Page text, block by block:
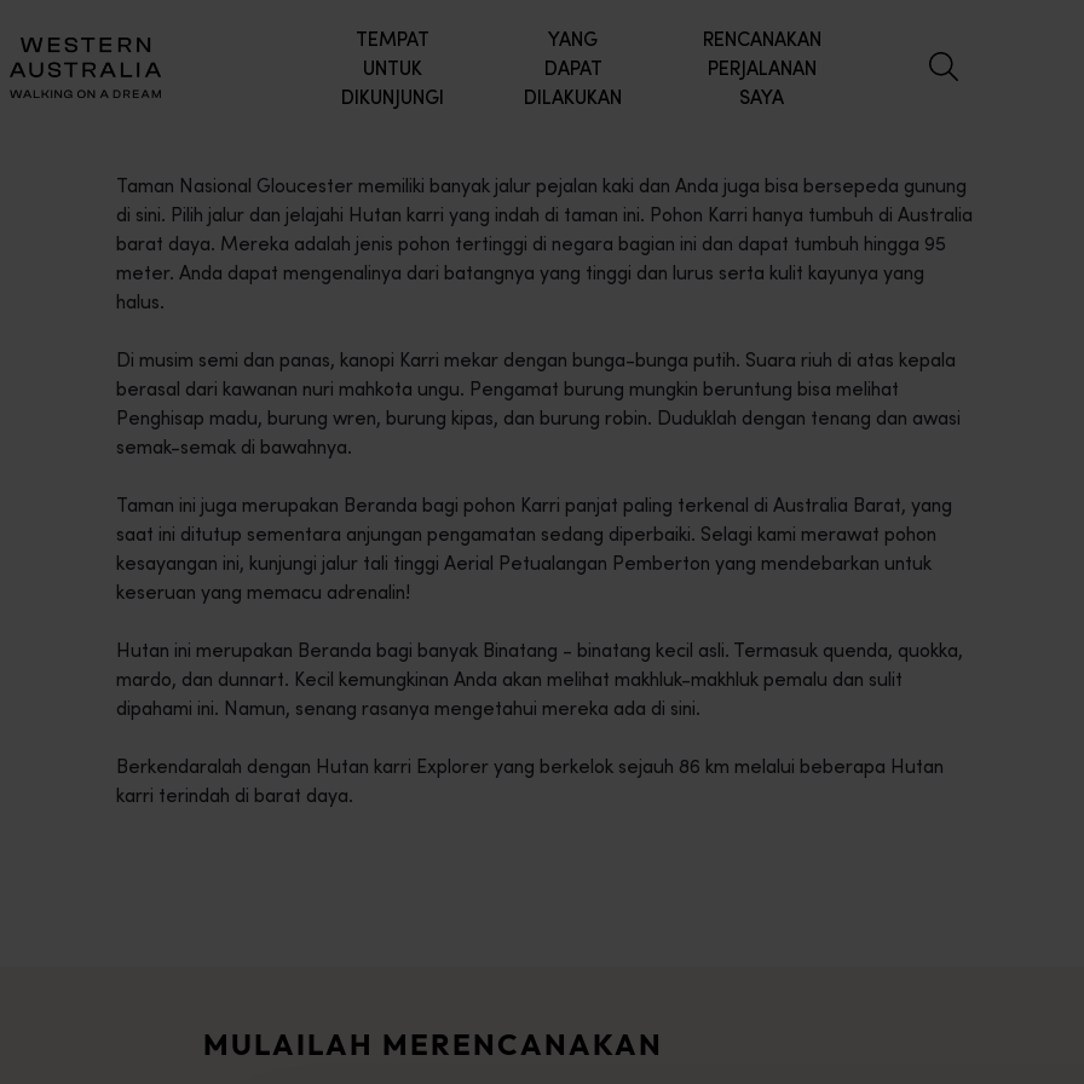
TEMPAT
UNTUK
DIKUNJUNGI
YANG
DAPAT
DILAKUKAN
RENCANAKAN
PERJALANAN
SAYA
Taman Nasional Gloucester memiliki banyak jalur pejalan kaki dan Anda juga bisa bersepeda gunung
di sini. Pilih jalur dan jelajahi Hutan karri yang indah di taman ini. Pohon Karri hanya tumbuh di Australia
barat daya. Mereka adalah jenis pohon tertinggi di negara bagian ini dan dapat tumbuh hingga 95
meter. Anda dapat mengenalinya dari batangnya yang tinggi dan lurus serta kulit kayunya yang
halus.
Di musim semi dan panas, kanopi Karri mekar dengan bunga-bunga putih. Suara riuh di atas kepala
berasal dari kawanan nuri mahkota ungu. Pengamat burung mungkin beruntung bisa melihat
Penghisap madu, burung wren, burung kipas, dan burung robin. Duduklah dengan tenang dan awasi
semak-semak di bawahnya.
Taman ini juga merupakan Beranda bagi pohon Karri panjat paling terkenal di Australia Barat, yang
saat ini ditutup sementara anjungan pengamatan sedang diperbaiki. Selagi kami merawat pohon
kesayangan ini, kunjungi jalur tali tinggi Aerial Petualangan Pemberton yang mendebarkan untuk
keseruan yang memacu adrenalin!
Hutan ini merupakan Beranda bagi banyak Binatang - binatang kecil asli. Termasuk quenda, quokka,
mardo, dan dunnart. Kecil kemungkinan Anda akan melihat makhluk-makhluk pemalu dan sulit
dipahami ini. Namun, senang rasanya mengetahui mereka ada di sini.
Berkendaralah dengan Hutan karri Explorer yang berkelok sejauh 86 km melalui beberapa Hutan
karri terindah di barat daya.
MULAILAH MERENCANAKAN